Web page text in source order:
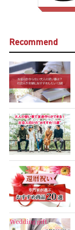
Recommend